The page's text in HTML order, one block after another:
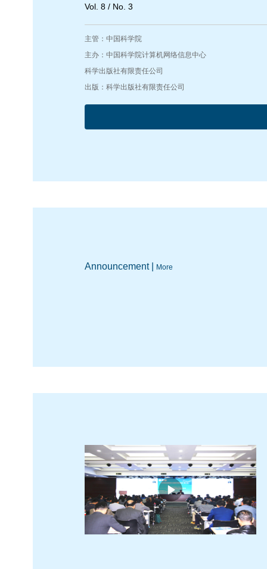
Vol. 8 / No. 3
主管：中国科学院
主办：中国科学院计算机网络信息中心
科学出版社有限责任公司
出版：科学出版社有限责任公司
Announcement | More